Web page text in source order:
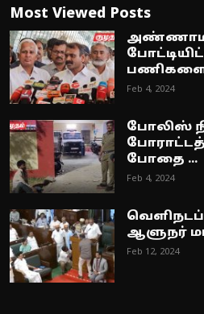
Most Viewed Posts
பணிகளை
Feb 4, 2024
போலிஸ்
போதை ...
Feb 4, 2024
ஆளுநர்
Feb 12, 2024